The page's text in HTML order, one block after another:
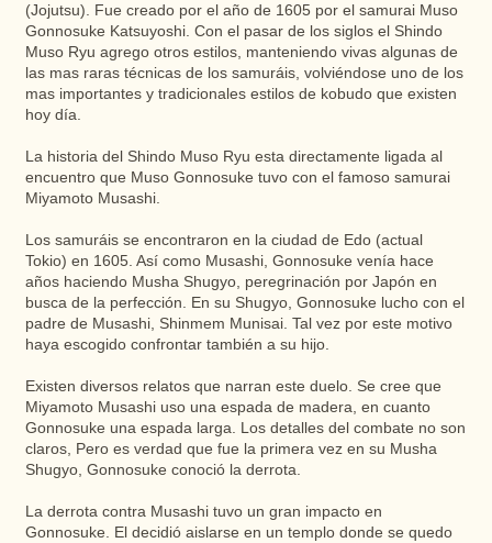
(Jojutsu). Fue creado por el año de 1605 por el samurai Muso
Gonnosuke Katsuyoshi. Con el pasar de los siglos el Shindo
Muso Ryu agrego otros estilos, manteniendo vivas algunas de
las mas raras técnicas de los samuráis, volviéndose uno de los
mas importantes y tradicionales estilos de kobudo que existen
hoy día.
La historia del Shindo Muso Ryu esta directamente ligada al
encuentro que Muso Gonnosuke tuvo con el famoso samurai
Miyamoto Musashi.
Los samuráis se encontraron en la ciudad de Edo (actual
Tokio) en 1605. Así como Musashi, Gonnosuke venía hace
años haciendo Musha Shugyo, peregrinación por Japón en
busca de la perfección. En su Shugyo, Gonnosuke lucho con el
padre de Musashi, Shinmem Munisai. Tal vez por este motivo
haya escogido confrontar también a su hijo.
Existen diversos relatos que narran este duelo. Se cree que
Miyamoto Musashi uso una espada de madera, en cuanto
Gonnosuke una espada larga. Los detalles del combate no son
claros, Pero es verdad que fue la primera vez en su Musha
Shugyo, Gonnosuke conoció la derrota.
La derrota contra Musashi tuvo un gran impacto en
Gonnosuke. El decidió aislarse en un templo donde se quedo